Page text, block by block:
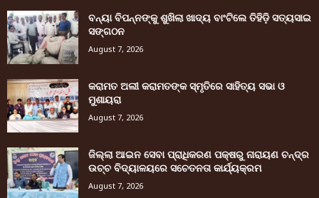
ବନ୍ୟା ବିପନ୍ନଙ୍କୁ ଶୁଖିଲା ଖାଦ୍ୟ ବାଂଟିଲେ ତିହିଡି଼ ସତ୍ୟସାଇ
ସଙ୍ଗଠନ
August 7, 2026
କରାମତ ଅଲୀ କରାମତଙ୍କ ସ୍ମୃତିରେ ସାହିତ୍ୟ ସଭା ଓ
ମୁଶାୟରା
August 7, 2026
ଜିଲ୍ଲା ଆଇନ ସେବା ପ୍ରାଧିକରଣ ପକ୍ଷରୁ ନାରାୟଣ ଚନ୍ଦ୍ର
ଉଚ୍ଚ ବିଦ୍ୟାଳୟରେ ସଚେତନତା କାର୍ଯ୍ୟକ୍ରମ
August 7, 2026